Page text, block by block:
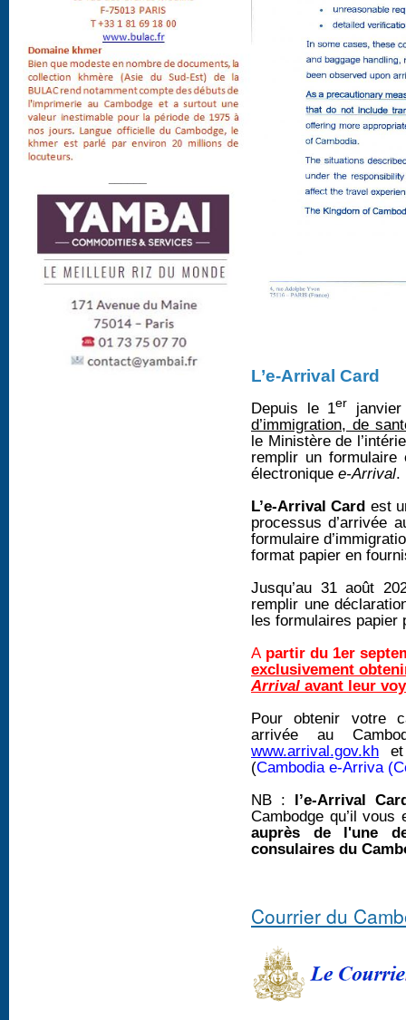
L’e-Arrival Card
Depuis le 1er
d’immigration, de
le Ministère de
remplir un formulaire
électronique e-Arrival.
L’e-Arrival Card est
processus d’arrivée
formulaire
format papier en
Jusqu’au 31 août
remplir une
les formulaires papier
Apartir du 1er
exclusivement
Arrival avant leur
Pour obtenir votre
arrivée au
www.arrival.gov.kh
(Cambodia e-Arriva
NB : l’e-Arrival
Cambodge qu’il vous
auprès de l'une
consulaires du
Courrier du